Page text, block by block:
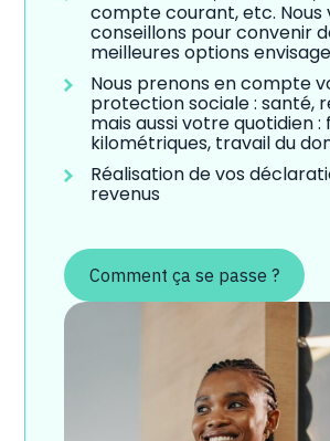
compte courant, etc. Nous
conseillons pour convenir
meilleures options
Nous prenons en compte
protection sociale : santé,
mais aussi votre quotidien :
kilométriques, travail du
Réalisation de vos
revenus
Comment ça se passe ?